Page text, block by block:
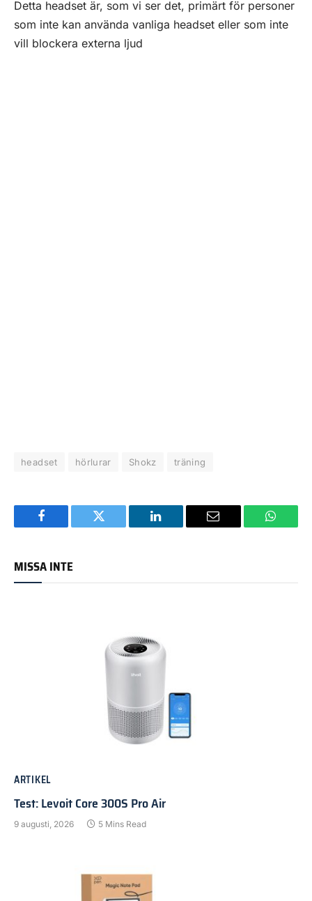
Detta headset är, som vi ser det, primärt för personer
som inte kan använda vanliga headset eller som inte
vill blockera externa ljud
headset hörlurar Shokz träning
Facebook Twitter LinkedIn Email
MISSA INTE
ARTIKEL
Test: Levoit Core 300S Pro Air
9 augusti, 2026 5 Mins Read